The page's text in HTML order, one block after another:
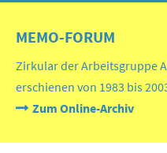
MEMO-FORUM
Zirkular der Arbeitsgruppe
erschienen von 1983 bis
Zum Online-Archiv